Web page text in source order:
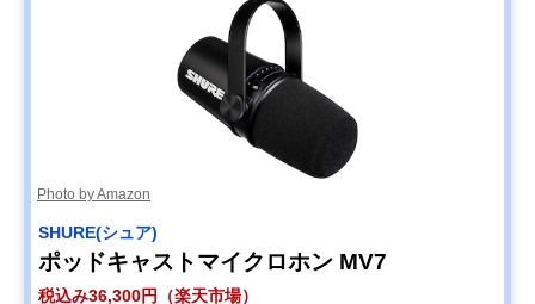
Photo by Amazon
SHURE(シュア)
ポッドキャストマイクロホン MV7
税込み36,300円（楽天市場）